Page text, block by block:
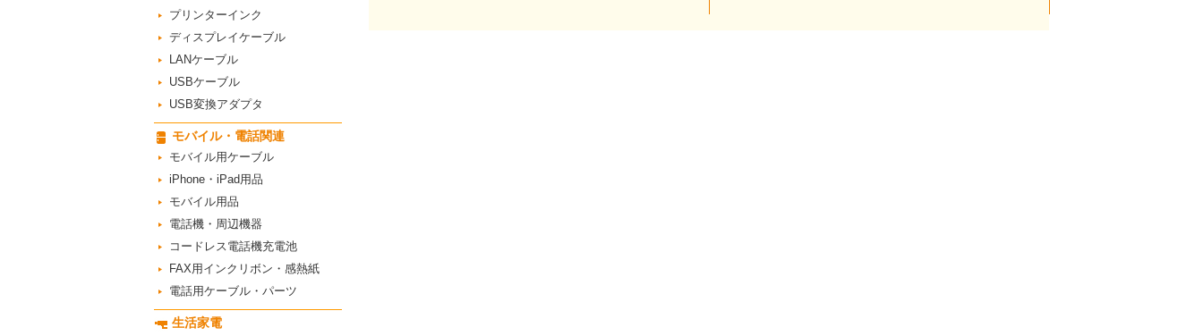
プリンターインク
ディスプレイケーブル
LANケーブル
USBケーブル
USB変換アダプタ
モバイル・電話関連
モバイル用ケーブル
iPhone・iPad用品
モバイル用品
電話機・周辺機器
コードレス電話機充電池
FAX用インクリボン・感熱紙
電話用ケーブル・パーツ
生活家電